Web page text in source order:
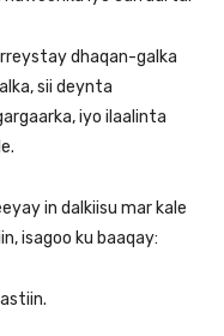
dhaqan-galka
sii deynta
iyo ilaalinta
in dalkiisu mar kale
isagoo ku baaqay: